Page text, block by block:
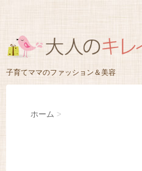
子育てママのファッション＆美容
ホーム >